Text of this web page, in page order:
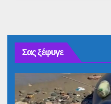
Σας ξέφυγε